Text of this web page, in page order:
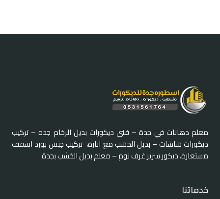
معلم دهانات في جدة – فني ديكورات بديل الرخام جده – تركيب
ديكورات شاشات – بديل الخشب مع انارة، تركيب جبس بورد اسقف
مستعارة، ديكور سرير غرف نوم – معلم بديل الخشب بجدة
خدماتنا